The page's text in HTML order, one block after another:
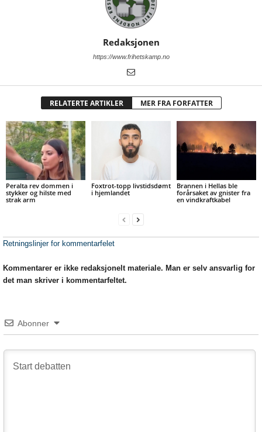
Redaksjonen
https://www.frihetskamp.no
RELATERTE ARTIKLER MER FRA FORFATTER
Peralta rev dommen i
stykker og hilste med
strak arm
Foxtrot-topp livstidsdømt
i hjemlandet
Brannen i Hellas ble
forårsaket av gnister fra
en vindkraftkabel
Retningslinjer for kommentarfelet
Kommentarer er ikke redaksjonelt materiale. Man er selv ansvarlig for
det man skriver i kommentarfeltet.
Abonner